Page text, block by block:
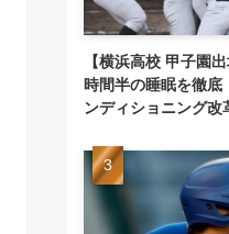
【横浜高校 甲子園
時間半の睡眠を徹底
ンディショニング改